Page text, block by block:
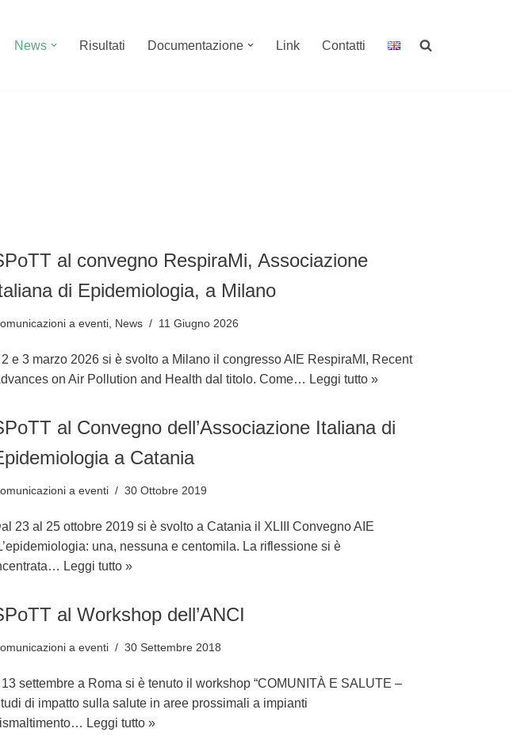
News Risultati Documentazione Link Contatti
al convegno RespiraMi, Associazione
di Epidemiologia, a Milano
a eventi, News 11 Giugno 2026
2 e 3 marzo 2026 si è svolto a Milano il congresso AIE RespiraMI, Recent
on Air Pollution and Health dal titolo. Come… Leggi tutto »
al Convegno dell’Associazione Italiana di
a Catania
a eventi 30 Ottobre 2019
23 al 25 ottobre 2019 si è svolto a Catania il XLIII Convegno AIE
una, nessuna e centomila. La riflessione si è
Leggi tutto »
al Workshop dell’ANCI
a eventi 30 Settembre 2018
13 settembre a Roma si è tenuto il workshop “COMUNITÀ E SALUTE –
di impatto sulla salute in aree prossimali a impianti
Leggi tutto »